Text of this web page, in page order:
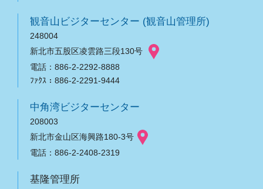
観音山ビジターセンター (観音山管理所)
248004
新北市五股区凌雲路三段130号
電話：886-2-2292-8888
ﾌｧｸｽ：886-2-2291-9444
中角湾ビジターセンター
208003
新北市金山区海興路180-3号
電話：886-2-2408-2319
基隆管理所